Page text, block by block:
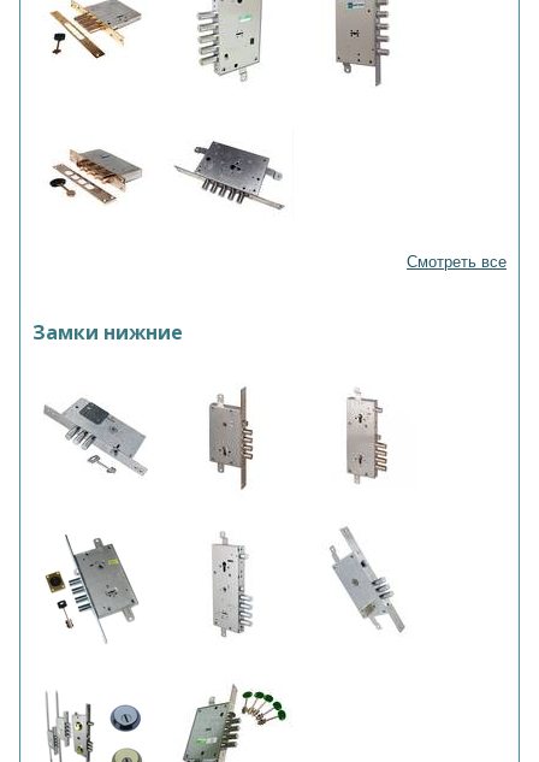
Смотреть все
Замки нижние